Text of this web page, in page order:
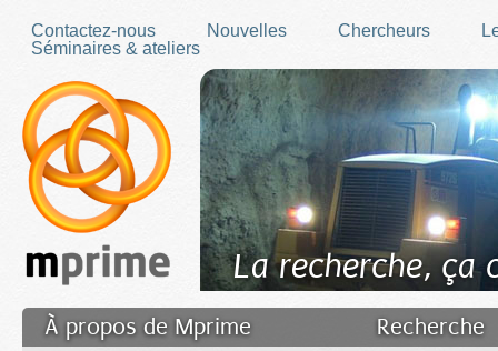
Contactez-nous
Nouvelles Chercheurs
Séminaires & ateliers
La recherche, ça
À propos de Mprime
Recherche